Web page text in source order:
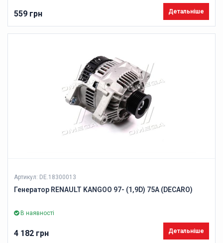
559 грн Детальніше
Артикул: DE.18300013
Генератор RENAULT KANGOO 97- (1,9D) 75A (DECARO)
В наявності
4 182 грн Детальніше